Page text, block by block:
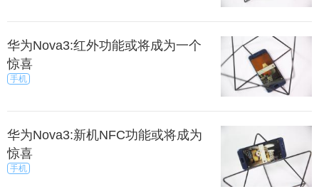
华为Nova3:红外功能或将成为一个
惊喜
手机
华为Nova3:新机NFC功能或将成为
惊喜
手机